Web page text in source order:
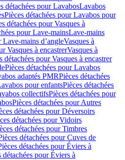
détachées pour LavabosLavabos
Pièces détachées pour Lavabos pour
détachées pour Vasques à
pour Lave-mainsLave-mains
Lave-mains d’angleVasques à
Vasques à encastrerVasques à
détachées pour Vasques à encastrer
Pièces détachées pour Lavabos
adaptés PMRPièces détachées
pour enfantsPièces détachées
collectifsPièces détachées pour
Pièces détachées pour Autres
détachées pour Déversoirs
détachées pour Vidoirs
détachées pour Timbres
détachées pour Cuves de
détachées pour Éviers à
détachées pour Éviers à